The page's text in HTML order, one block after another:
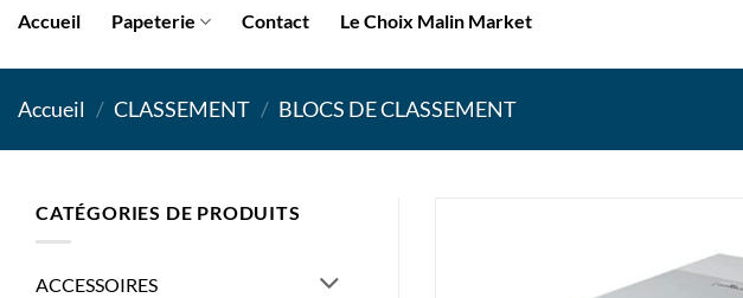
Accueil Papeterie Contact Le Choix Malin Market
Accueil / CLASSEMENT / BLOCS DE CLASSEMENT
CATÉGORIES DE PRODUITS
ACCESSOIRES